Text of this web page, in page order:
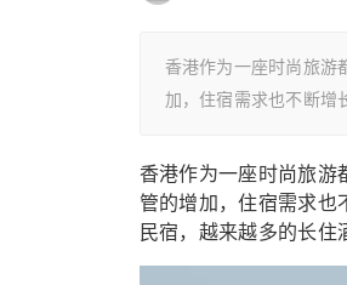
香港作为一座时尚旅游
加，住宿需求也不断增
香港作为一座时尚旅游
管的增加，住宿需求也
民宿，越来越多的长住